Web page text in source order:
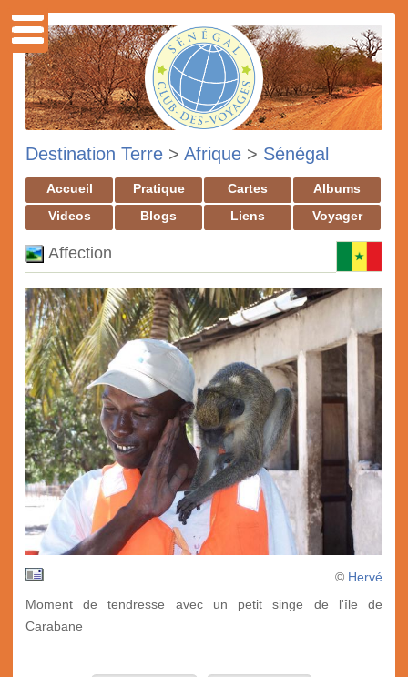
Destination Terre > Afrique > Sénégal
Accueil Pratique Cartes
Albums
Videos
Blogs Liens Voyager
Affection
© Hervé
Moment de tendresse avec un petit singe de l'île de
Carabane